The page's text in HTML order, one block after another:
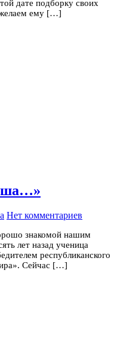
дате подборку своих
желаем ему […]
Нет комментариев
знакомой нашим
лет назад ученица
республиканского
Сейчас […]